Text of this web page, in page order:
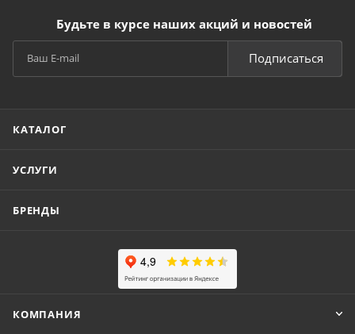
Будьте в курсе наших акций и новостей
Подписаться
КАТАЛОГ
УСЛУГИ
БРЕНДЫ
КОМПАНИЯ